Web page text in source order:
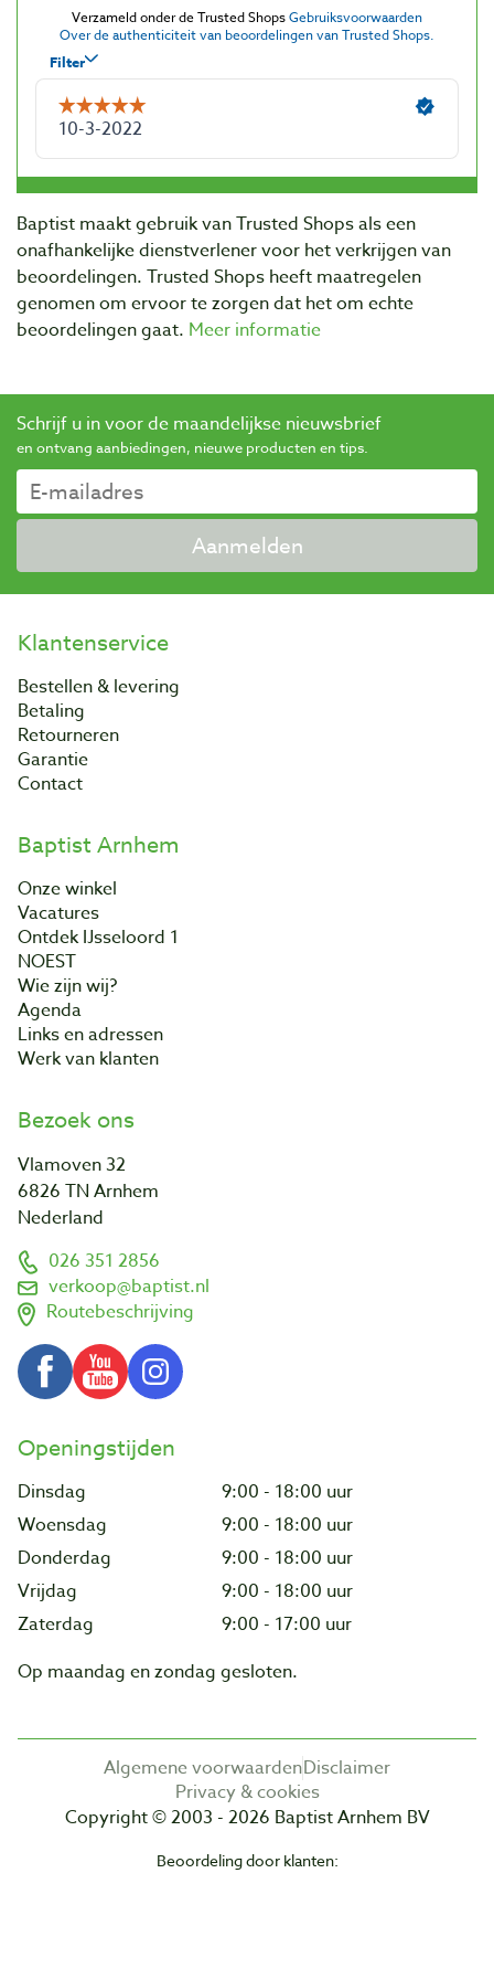
Baptist maakt gebruik van Trusted Shops als een
onafhankelijke dienstverlener voor het verkrijgen van
beoordelingen. Trusted Shops heeft maatregelen
genomen om ervoor te zorgen dat het om echte
beoordelingen gaat. Meer informatie
Schrijf u in voor de maandelijkse nieuwsbrief
en ontvang aanbiedingen, nieuwe producten en tips.
Aanmelden
Klantenservice
Bestellen & levering
Betaling
Retourneren
Garantie
Contact
Baptist Arnhem
Onze winkel
Vacatures
Ontdek IJsseloord 1
NOEST
Wie zijn wij?
Agenda
Links en adressen
Werk van klanten
Bezoek ons
Vlamoven 32
6826 TN Arnhem
Nederland
026 351 2856
verkoop@baptist.nl
Routebeschrijving
Openingstijden
Dinsdag
9:00 - 18:00 uur
Woensdag
9:00 - 18:00 uur
Donderdag
9:00 - 18:00 uur
Vrijdag
9:00 - 18:00 uur
Zaterdag
9:00 - 17:00 uur
Op maandag en zondag gesloten.
Algemene voorwaardenDisclaimer
Privacy & cookies
Copyright © 2003 - 2026 Baptist Arnhem BV
Beoordeling door klanten: